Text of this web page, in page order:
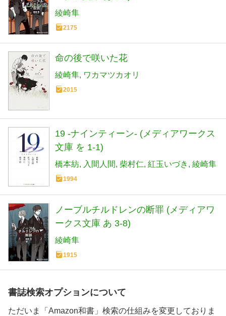
綾崎隼
2175
命の後で咲いた花
綾崎隼 ワカマツカオリ
2015
19 -ナインティーン- (メディアワークス
文庫 を 1-1)
橋本紡 入間人間 柴村仁 紅玉いづき 綾崎隼
1994
ノーブルチルドレンの断罪 (メディアワ
ークス文庫 あ 3-8)
綾崎隼
1915
書誌検索オプションについて
ただいま「Amazon和書」検索の仕組みを変更しておりま